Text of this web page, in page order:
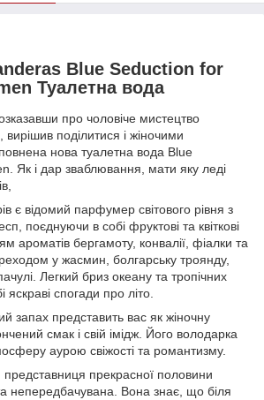
Blue Seduction for
Туалетна вода
про чоловіче мистецтво
поділитися і жіночими
нова туалетна вода Blue
Як і дар зваблювання, мати яку леді
є відомий парфумер світового рівня з
поєднуючи в собі фруктові та квіткові
ароматів бергамоту, конвалії, фіалки та
у жасмин, болгарську троянду,
Легкий бриз океану та тропічних
яскраві спогади про літо.
запах представить вас як жіночну
смак і свій імідж. Його володарка
аурою свіжості та романтизму.
представниця прекрасної половини
непередбачувана. Вона знає, що біля